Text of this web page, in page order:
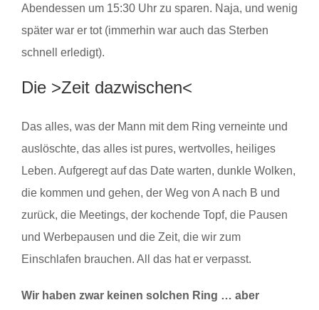
Abendessen um 15:30 Uhr zu sparen. Naja, und wenig
später war er tot (immerhin war auch das Sterben
schnell erledigt).
Die >Zeit dazwischen<
Das alles, was der Mann mit dem Ring verneinte und
auslöschte, das alles ist pures, wertvolles, heiliges
Leben. Aufgeregt auf das Date warten, dunkle Wolken,
die kommen und gehen, der Weg von A nach B und
zurück, die Meetings, der kochende Topf, die Pausen
und Werbepausen und die Zeit, die wir zum
Einschlafen brauchen. All das hat er verpasst.
Wir haben zwar keinen solchen Ring … aber